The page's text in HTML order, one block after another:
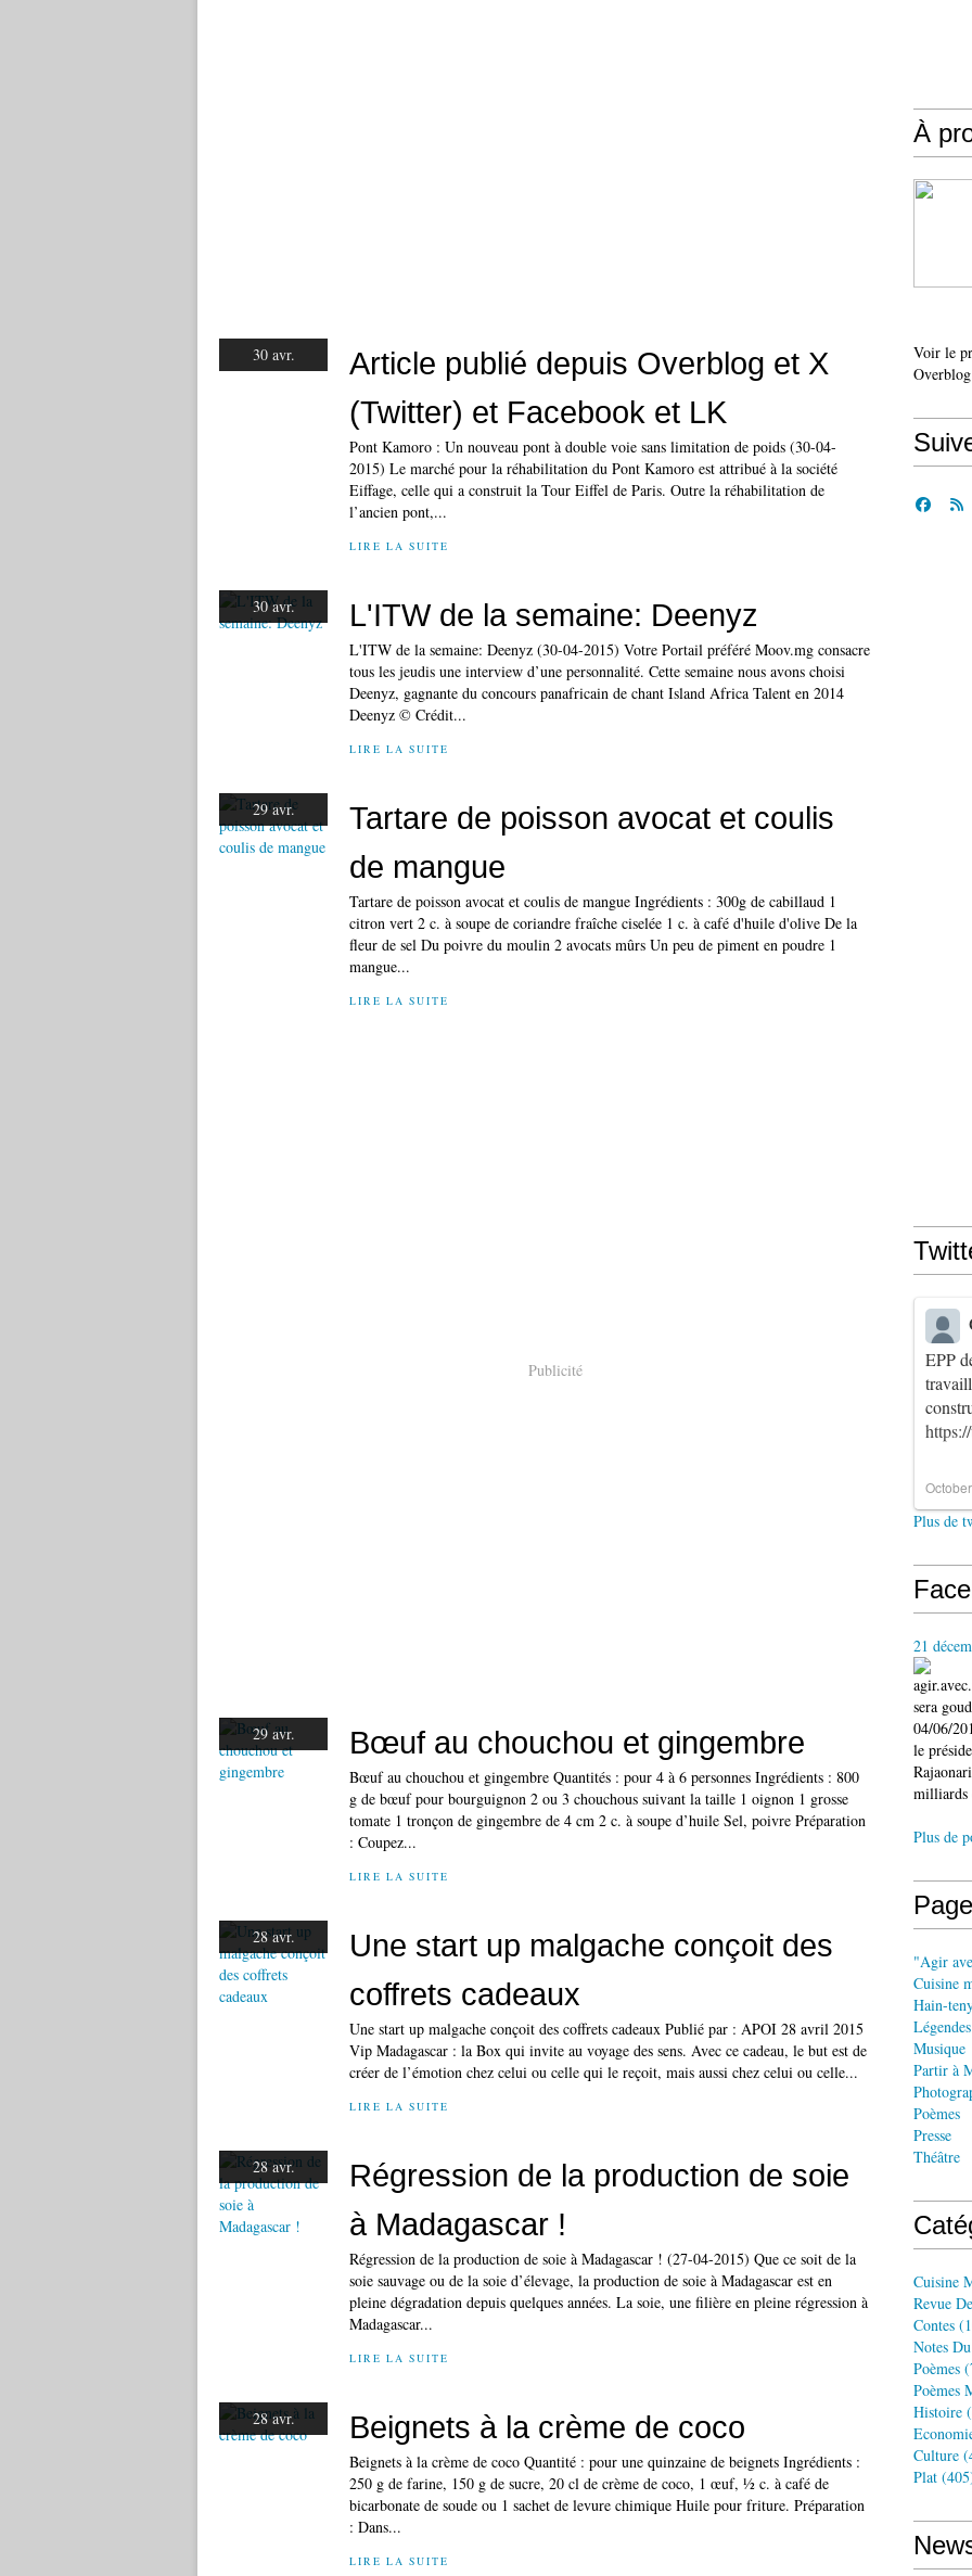
30 avr.
Article publié depuis Overblog et X
(Twitter) et Facebook et LK
Pont Kamoro : Un nouveau pont à double voie sans limitation de poids (30-04-
2015) Le marché pour la réhabilitation du Pont Kamoro est attribué à la société
Eiffage, celle qui a construit la Tour Eiffel de Paris. Outre la réhabilitation de
l’ancien pont,...
LIRE LA SUITE
30 avr. L'ITW de la semaine: Deenyz
L'ITW de la semaine: Deenyz (30-04-2015) Votre Portail préféré Moov.mg consacre
tous les jeudis une interview d’une personnalité. Cette semaine nous avons choisi
Deenyz, gagnante du concours panafricain de chant Island Africa Talent en 2014
Deenyz © Crédit...
LIRE LA SUITE
29 avr.
Tartare de poisson avocat et coulis
de mangue
Tartare de poisson avocat et coulis de mangue Ingrédients : 300g de cabillaud 1
citron vert 2 c. à soupe de coriandre fraîche ciselée 1 c. à café d'huile d'olive De la
fleur de sel Du poivre du moulin 2 avocats mûrs Un peu de piment en poudre 1
mangue...
LIRE LA SUITE
Publicité
29 avr. Bœuf au chouchou et gingembre
Bœuf au chouchou et gingembre Quantités : pour 4 à 6 personnes Ingrédients : 800
g de bœuf pour bourguignon 2 ou 3 chouchous suivant la taille 1 oignon 1 grosse
tomate 1 tronçon de gingembre de 4 cm 2 c. à soupe d’huile Sel, poivre Préparation
: Coupez...
LIRE LA SUITE
28 avr.
Une start up malgache conçoit des
coffrets cadeaux
Une start up malgache conçoit des coffrets cadeaux Publié par : APOI 28 avril 2015
Vip Madagascar : la Box qui invite au voyage des sens. Avec ce cadeau, le but est de
créer de l’émotion chez celui ou celle qui le reçoit, mais aussi chez celui ou celle...
LIRE LA SUITE
28 avr.
Régression de la production de soie
à Madagascar !
Régression de la production de soie à Madagascar ! (27-04-2015) Que ce soit de la
soie sauvage ou de la soie d’élevage, la production de soie à Madagascar est en
pleine dégradation depuis quelques années. La soie, une filière en pleine régression à
Madagascar...
LIRE LA SUITE
28 avr. Beignets à la crème de coco
Beignets à la crème de coco Quantité : pour une quinzaine de beignets Ingrédients :
250 g de farine, 150 g de sucre, 20 cl de crème de coco, 1 œuf, ½ c. à café de
bicarbonate de soude ou 1 sachet de levure chimique Huile pour friture. Préparation
: Dans...
LIRE LA SUITE
À
Voir le
Overblog
EPP
Plus de
21
sera
04/06/
le
milliards
Plus de
"Agir
Cuisine
Hain-
Légendes
Musique
Partir à
Poèmes
Presse
Théâtre
Cuisine
Revue
Contes
Notes Du
Poèmes
Poèmes
Histoire
Culture
Plat